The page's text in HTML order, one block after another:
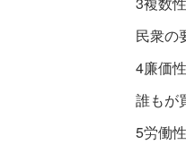
民衆の
4廉価性
誰もが
5労働性